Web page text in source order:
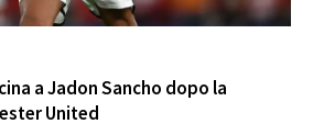
a Jadon Sancho dopo la
United